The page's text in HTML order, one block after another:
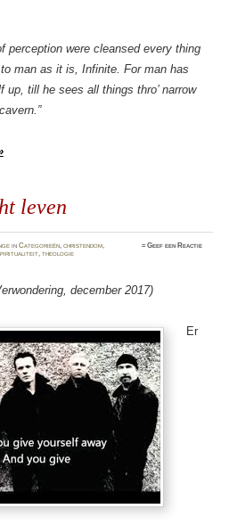
perception were cleansed every thing
man as it is, Infinite. For man has
up, till he sees all things thro’ narrow
leven
inCategorieën,christendom,
,theologie
≈Geef een Reactie
december 2017)
Er